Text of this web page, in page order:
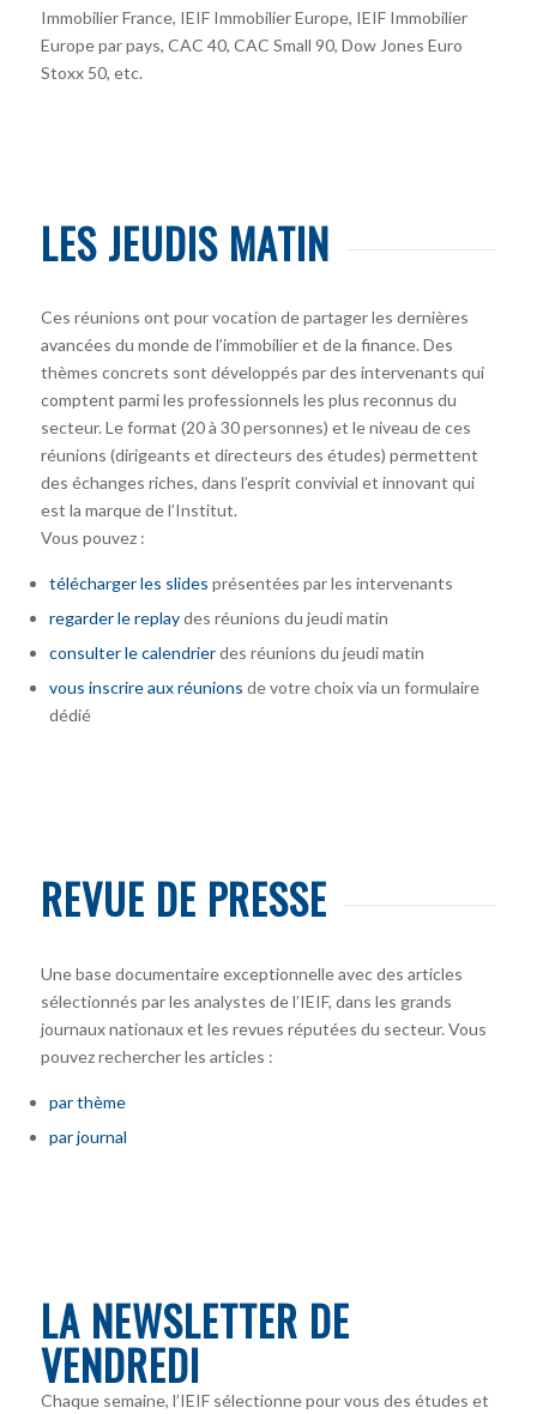
Immobilier France, IEIF Immobilier Europe, IEIF Immobilier
Europe par pays, CAC 40, CAC Small 90, Dow Jones Euro
Stoxx 50, etc.
LES JEUDIS MATIN
Ces réunions ont pour vocation de partager les dernières
avancées du monde de l’immobilier et de la finance. Des
thèmes concrets sont développés par des intervenants qui
comptent parmi les professionnels les plus reconnus du
secteur. Le format (20 à 30 personnes) et le niveau de ces
réunions (dirigeants et directeurs des études) permettent
des échanges riches, dans l’esprit convivial et innovant qui
est la marque de l’Institut.
Vous pouvez :
télécharger les slides présentées par les intervenants
regarder le replaydes réunions du jeudi matin
consulter le calendrierdes réunions du jeudi matin
vous inscrire aux réunions de votre choix via un formulaire
dédié
REVUE DE PRESSE
Une base documentaire exceptionnelle avec des articles
sélectionnés par les analystes de l’IEIF, dans les grands
journaux nationaux et les revues réputées du secteur. Vous
pouvez rechercher les articles :
par thème
par journal
LA NEWSLETTER DE
VENDREDI
Chaque semaine, l’IEIF sélectionne pour vous des études et